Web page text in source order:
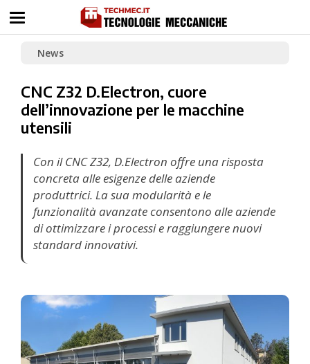
News
CNC Z32 D.Electron, cuore
dell’innovazione per le macchine
utensili
Con il CNC Z32, D.Electron offre una risposta
concreta alle esigenze delle aziende
produttrici. La sua modularità e le
funzionalità avanzate consentono alle aziende
di ottimizzare i processi e raggiungere nuovi
standard innovativi.